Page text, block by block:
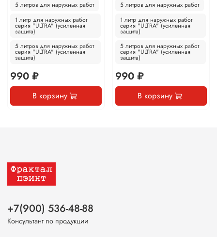
5 литров для наружных работ
1 литр для наружных работ
серия "ULTRA" (усиленная
защита)
5 литров для наружных работ
серия "ULTRA" (усиленная
защита)
990 ₽
В корзину
5 литров для наружных работ
1 литр для наружных работ
серия "ULTRA" (усиленная
защита)
5 литров для наружных работ
серия "ULTRA" (усиленная
защита)
990 ₽
В корзину
+7(900) 536-48-88
Консультант по продукции